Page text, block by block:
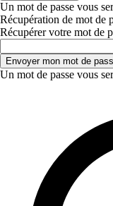
Un mot de passe vous
Récupération de mot de
Récupérer votre mot de
Un mot de passe vous